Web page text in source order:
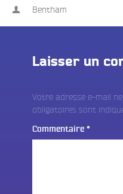
Bentham
Laisser un
Votre adresse e-mail
obligatoires sont
Commentaire *